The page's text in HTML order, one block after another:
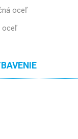
oceľ
oceľ